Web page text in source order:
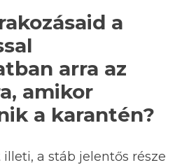
a
arra az
amikor
a karantén?
illeti, a stáb jelentős része